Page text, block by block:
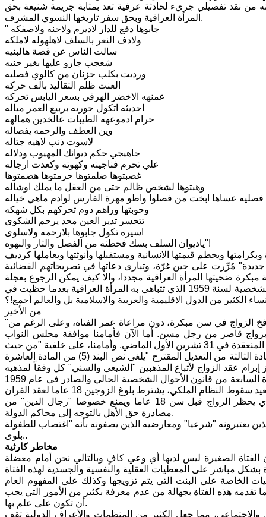
نقد تفصيلي جريء لحادثة عرفية تعد بمثابة جريمة شنيعة بحق
المرأة العراقية وبحق سفر تاريخها النسوي المشرف.
" جابوها دفع للدار لاديرم ولاحنه ولاصفكه
ولادف النعر بالسلف لاهلهوله لاملكه
سالت الناس عن قصة هالبنيه
شعجب جارو عليها بغير حنيه
ورديت بكلب حزنان من كالوي فصليه
العنت ظلم التقاليد بالف حركه
عمنهه الاخضر الهرفي بسعر اليابس تحركه
احديثه اتكول حوريه بربيع العمر مياله
حرام ادموعهه الطيبات عالخدين همالهه
وين العطف والرحمه يفصاله
لاسوت ذنب لاهيه جتاله
جاهيجي حكم ديوانك المهيوب ودلاله
علي تحرم فناجينه وكهوته وكعدت ارجاله
غصبتوها ضلمتوها حرمتوها هضمتوها
وهبتوها لشخص ظالم حتى من العقل ما يملك اوشاله
فصليه عساها ابخت من فصلوا واطو مهرة الفارس لوادم ماهي خياله
وحوبتها وراهم دوم تحركهم بكل شهكه
تتحسر تدير العين محد يرحم الشكوى
اسيره تكول جابوها بلارحمه ولاسلوى
ياديوان السلف بسك فحطنه من الفصل والثار والنهوه"!
ويحطم قيمتها الانسانية ومستقبلها وأنوثتها ويعاملها كرديف
جديدة" مُرِّرت على حين غرّة، وتبارى دعاتها في تصريحاتهم الفضائية
مبكرة ضحيتها المرأة العراقية مجددا، والا كيف يمكن الرجوع بعجلة
مسيرة المدنية الى الخلف؟ ولماذا هذا السعي الحثيث "الى تخريب" قانون الأحوال الشخصية لسنة 1959 الذي تتباهى به المرأة العراقية بعدما حظيت في
من الدول الاقليمية والعربية والاسلامية بل والعالم أجمع!؟
من الأخير
"سابقا" أجبرت بعض الأعراف الموجودة في المجتمع بعض الفتيات على الوقوع في فخ الزواج في سن مبكرة، دون مراعاة عمر الفتاة، وعلى الرغم من
قاصر من رجل مسن. أما الآن فأمامنا موافقة مجلس النواب
العراقي "من حيث المبدأ" على تعديل مشروع قانون الأحوال الشخصية خلال جلسته المنعقدة في 31 تشرين الأول الماضي. وأمامنا، على خلفية "من حيث
المبدأ على التعديل"! جدل واسع في الأوساط العراقية والعالمية. وأمامنا بموجب المادة الثالثة من التعديل المقترح "يلغى نص البند (5) من المادة العاشرة
ويحل محله ما يأتي:"يجوز إبرام عقد الزواج لأتباع المذهبين "الشيعي والسني" كل وفقاً لمذهبه
من قِبَل من يجيز فقهاء ذلك المذهب إبرامه للعقد". وبحسب الفقرة الأولى من المادة السابعة من قانون الأحوال الشخصية الحالي والصادر في عام 1959
أمامنا اقتراح نواب يرمي الى تعديل/ تخريب قانون الأحوال الشخصية العراقي الذي يحظر الزواج قبل سن 18 عاما ويمنع خصوصا "رجال الدين" من
مصادرة حق الأهل بالتوجه إلى محاكم الدولة.
بلوى..
مخاطر كارثية
الصغيرة ليس لديها أي وعي كافٍ وبالتالي نحن أمام معضلة
مباشر، أولاً على المعطيات الخاصة على البنت التي يتم تزويجها وكذلك على المفهوم العام
تقدمه هذه الفتاة بجهالة من عدم معرفة بكثير من الأمور التي يجب
أن تكون على علم بها.
مما جعل الكثير من المنظمات والأعراف الدولية تقف